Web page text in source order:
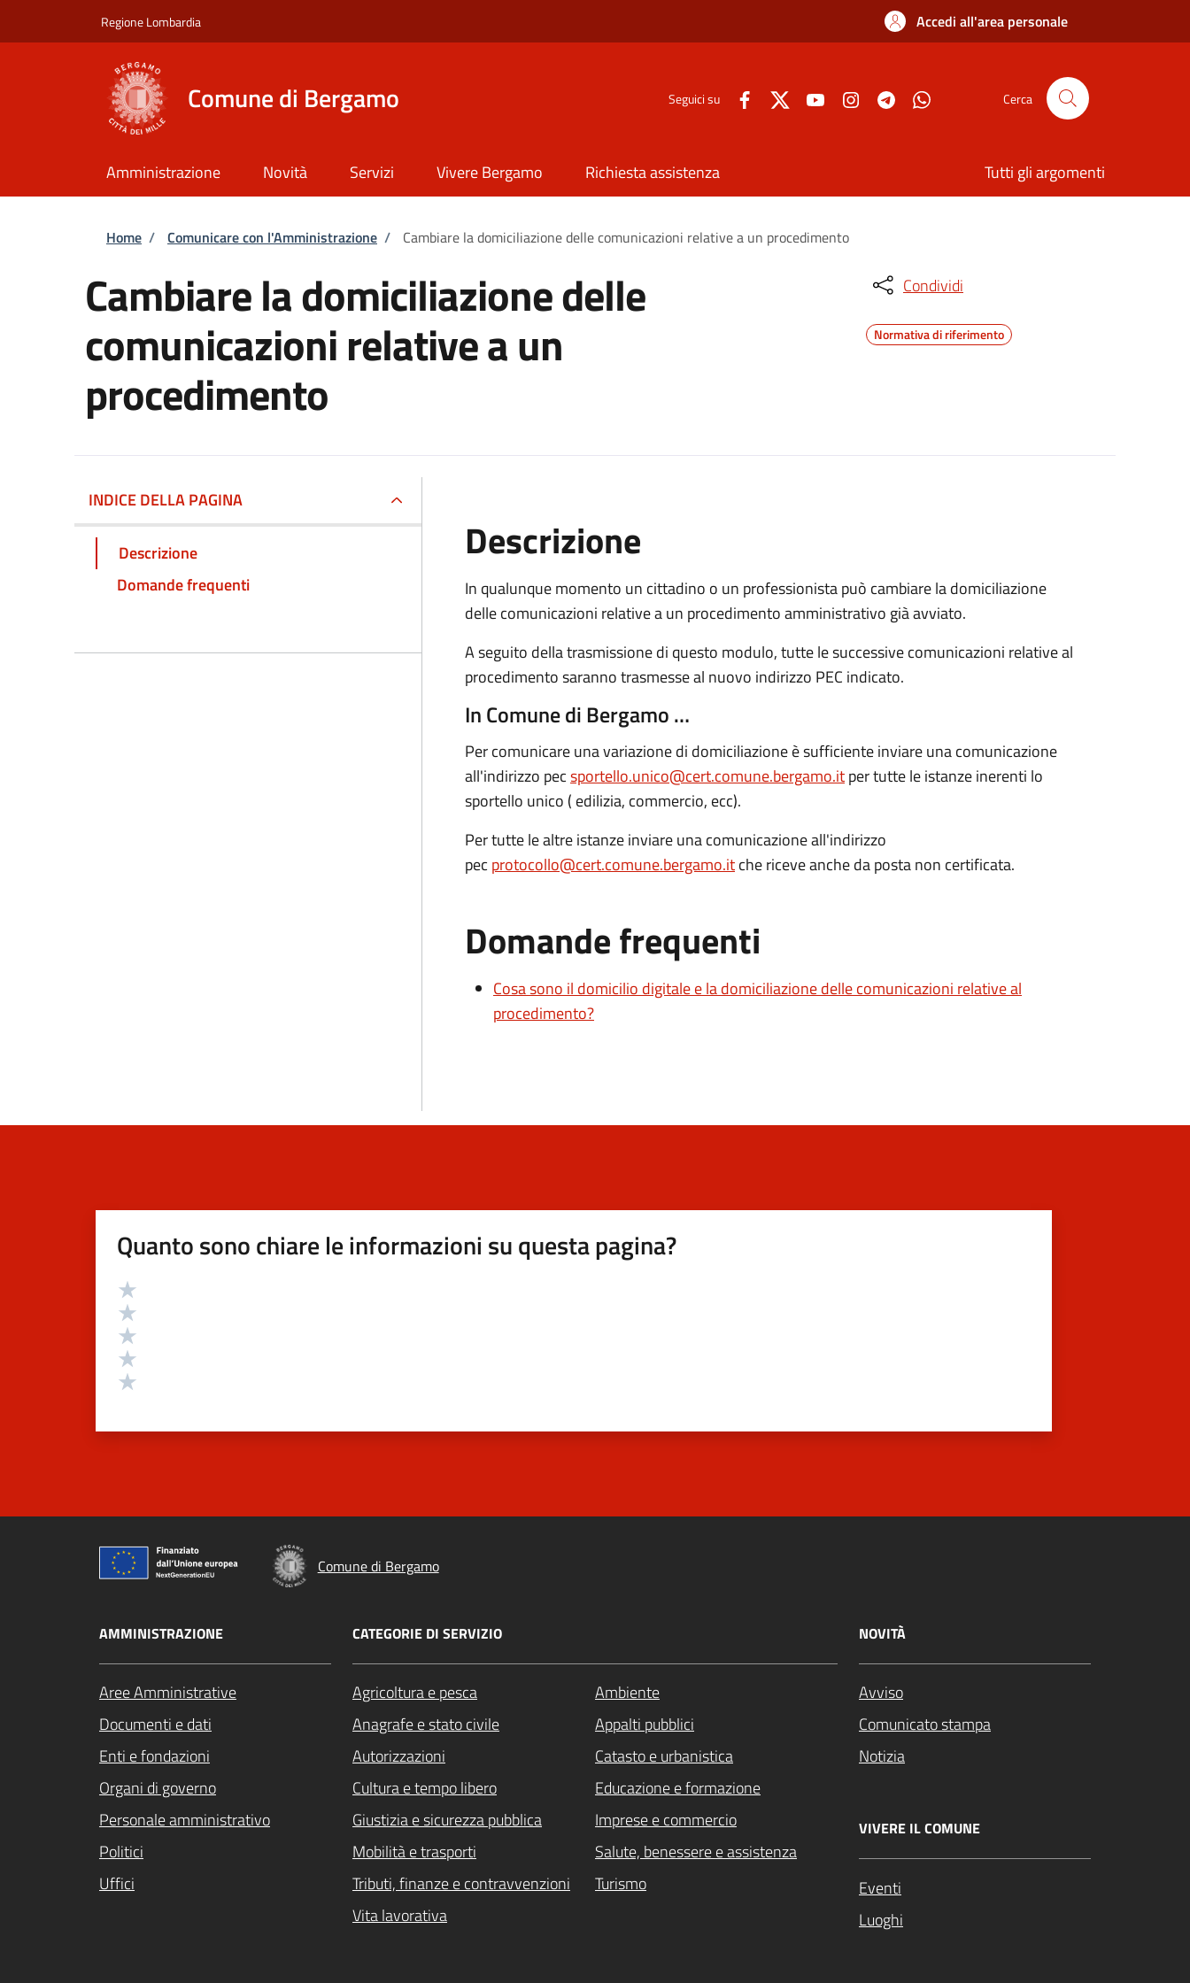
Regione Lombardia Accedi all'area personale
Comune di Bergamo Seguici su Cerca
Amministrazione Novità Servizi Vivere Bergamo Richiesta assistenza Tutti gli argomenti
Briciole di pane
Home / Comunicare con l'Amministrazione / Cambiare la domiciliazione delle comunicazioni relative a un procedimento
Cambiare la domiciliazione delle
comunicazioni relative a un
procedimento
Condividi
Normativa di riferimento
INDICE DELLA PAGINA
Descrizione
Domande frequenti
Descrizione
In qualunque momento un cittadino o un professionista può cambiare la domiciliazione
delle comunicazioni relative a un procedimento amministrativo già avviato.
A seguito della trasmissione di questo modulo, tutte le successive comunicazioni relative al
procedimento saranno trasmesse al nuovo indirizzo PEC indicato.
In Comune di Bergamo …
Per comunicare una variazione di domiciliazione è sufficiente inviare una comunicazione
all'indirizzo pecsportello.unico@cert.comune.bergamo.itper tutte le istanze inerenti lo
sportello unico ( edilizia, commercio, ecc).
Per tutte le altre istanze inviare una comunicazione all'indirizzo
pec protocollo@cert.comune.bergamo.itche riceve anche da posta non certificata.
Domande frequenti
Cosa sono il domicilio digitale e la domiciliazione delle comunicazioni relative al
procedimento?
Quanto sono chiare le informazioni su questa pagina?
Valutazione
Comune di Bergamo
AMMINISTRAZIONE
Aree Amministrative
Documenti e dati
Enti e fondazioni
Organi di governo
Personale amministrativo
Politici
Uffici
CATEGORIE DI SERVIZIO
Agricoltura e pesca
Ambiente
Anagrafe e stato civile
Appalti pubblici
Autorizzazioni
Catasto e urbanistica
Cultura e tempo libero
Educazione e formazione
Giustizia e sicurezza pubblica
Imprese e commercio
Mobilità e trasporti
Salute, benessere e assistenza
Tributi, finanze e contravvenzioni
Turismo
Vita lavorativa
NOVITÀ
Avviso
Comunicato stampa
Notizia
VIVERE IL COMUNE
Eventi
Luoghi